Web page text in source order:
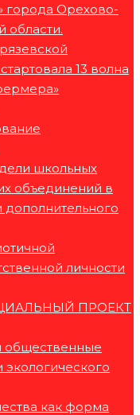
города Орехово-
области.
13 волна
школьных
объединений в
личности
ПРОЕКТ
общественные
экологического
как форма